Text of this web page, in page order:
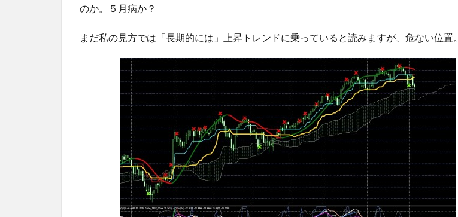
のか。５月病か？
まだ私の見方では「長期的には」上昇トレンドに乗っていると読みますが、危ない位置。